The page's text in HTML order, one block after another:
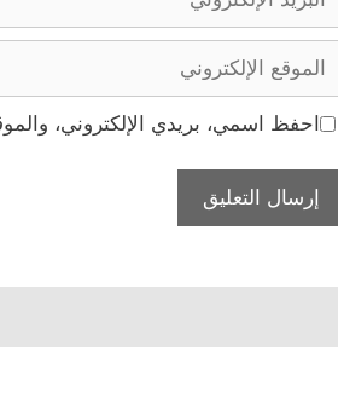
الإلكتروني
الإلكتروني
احفظ اسمي، بريدي الإلكتروني،